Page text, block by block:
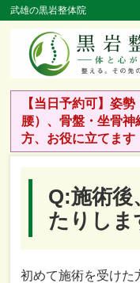
武雄の黒岩整体院
【当日予約可】姿
腰）、骨盤・坐骨
方、お役に立てます
Q:施術後
たりしま
初めて施術を受けた